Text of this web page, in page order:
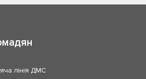
лінія ДМС